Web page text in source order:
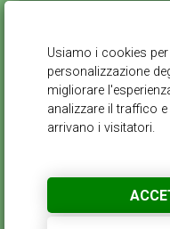
Disinfestazione
Servizi